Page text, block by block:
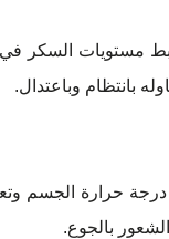
مستويات السكر في
بانتظام وباعتدال.
حرارة الجسم
بالجوع.